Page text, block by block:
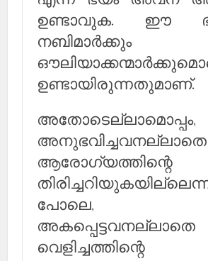
ഉണ്ടാവുക. ഈ
നബിമാര്‍ക്കും
ഉണ്ടായിരുന്നതുമാണ്.
അനുഭവിച്ചവനല്ലാതെ
പോലെ,
അകപ്പെട്ടവനല്ലാതെ